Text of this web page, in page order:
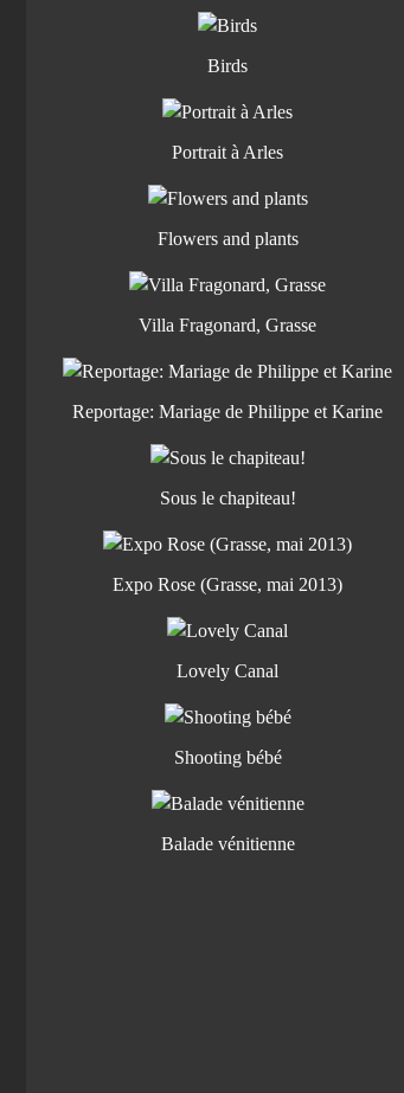
Birds
Portrait à Arles
Flowers and plants
Villa Fragonard, Grasse
Reportage: Mariage de Philippe et Karine
Sous le chapiteau!
Expo Rose (Grasse, mai 2013)
Lovely Canal
Shooting bébé
Balade vénitienne